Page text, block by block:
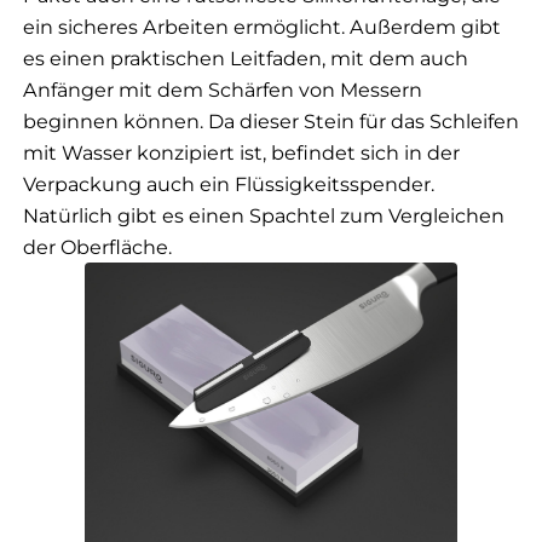
ein sicheres Arbeiten ermöglicht. Außerdem gibt
es einen praktischen Leitfaden, mit dem auch
Anfänger mit dem Schärfen von Messern
beginnen können. Da dieser Stein für das Schleifen
mit Wasser konzipiert ist, befindet sich in der
Verpackung auch ein Flüssigkeitsspender.
Natürlich gibt es einen Spachtel zum Vergleichen
der Oberfläche.